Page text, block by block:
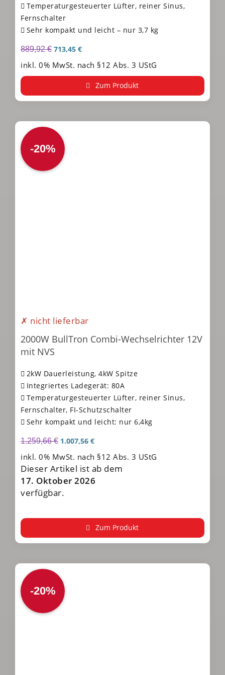
Temperaturgesteuerter Lüfter, reiner Sinus,
Fernschalter
Sehr kompakt und leicht – nur 3,7 kg
889,92€ 713,45 €
inkl. 0% MwSt. nach §12 Abs. 3 UStG
Zum Produkt
-20%
✗ nicht lieferbar
2000W BullTron Combi-Wechselrichter 12V
mit NVS
2kW Dauerleistung, 4kW Spitze
Integriertes Ladegerät: 80A
Temperaturgesteuerter Lüfter, reiner Sinus,
Fernschalter, FI-Schutzschalter
Sehr kompakt und leicht: nur 6,4kg
1.259,66€ 1.007,56 €
inkl. 0% MwSt. nach §12 Abs. 3 UStG
Dieser Artikel ist ab dem
17. Oktober 2026
verfügbar.
Zum Produkt
-20%